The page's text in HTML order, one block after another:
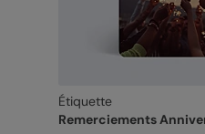
Étiquette
Remerciements